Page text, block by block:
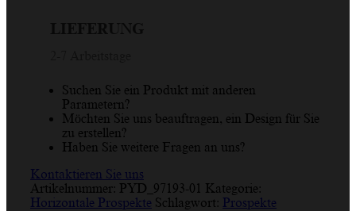
Suchen Sie ein Produkt mit anderen
Parametern?
Möchten Sie uns beauftragen, ein Design für Sie
zu erstellen?
Haben Sie weitere Fragen an uns?
Kontaktieren Sie uns
Artikelnummer: PYD_97193-01 Kategorie:
Horizontale Prospekte Schlagwort: Prospekte